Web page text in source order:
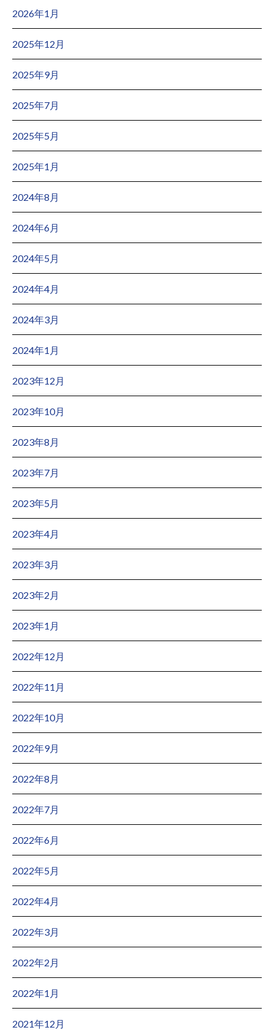
2026年1月
2025年12月
2025年9月
2025年7月
2025年5月
2025年1月
2024年8月
2024年6月
2024年5月
2024年4月
2024年3月
2024年1月
2023年12月
2023年10月
2023年8月
2023年7月
2023年5月
2023年4月
2023年3月
2023年2月
2023年1月
2022年12月
2022年11月
2022年10月
2022年9月
2022年8月
2022年7月
2022年6月
2022年5月
2022年4月
2022年3月
2022年2月
2022年1月
2021年12月